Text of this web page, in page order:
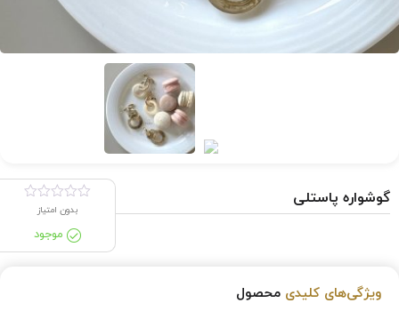
گوشواره پاستلی
بدون امتیاز
موجود
ویژگی‌های کلیدی محصول